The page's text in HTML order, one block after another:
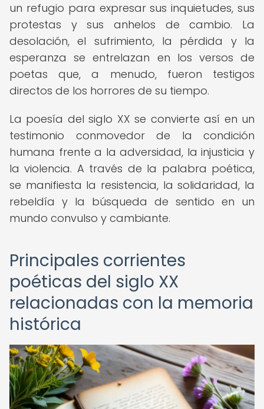
un refugio para expresar sus inquietudes, sus
protestas y sus anhelos de cambio. La
desolación, el sufrimiento, la pérdida y la
esperanza se entrelazan en los versos de
poetas que, a menudo, fueron testigos
directos de los horrores de su tiempo.
La poesía del siglo XX se convierte así en un
testimonio conmovedor de la condición
humana frente a la adversidad, la injusticia y
la violencia. A través de la palabra poética,
se manifiesta la resistencia, la solidaridad, la
rebeldía y la búsqueda de sentido en un
mundo convulso y cambiante.
Principales corrientes
poéticas del siglo XX
relacionadas con la memoria
histórica